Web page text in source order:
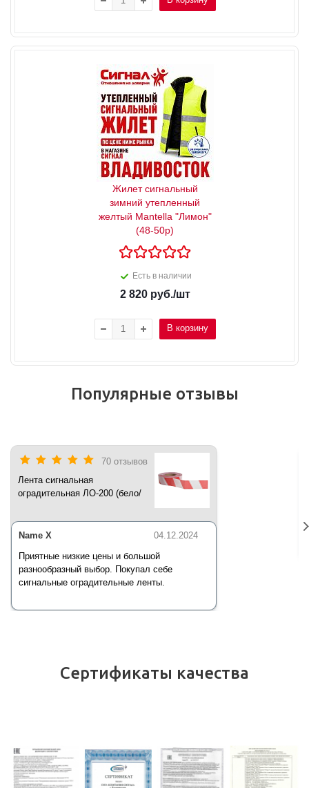
Жилет сигнальный
зимний утепленный
желтый Mantella "Лимон"
(48-50р)
Есть в наличии
2 820руб./шт
В корзину
Популярные отзывы
70 отзывов
Лента сигнальная
оградительная ЛО-200 (бело/
04.12.2024
Name X
Приятные низкие цены и большой
разнообразный выбор. Покупал себе
сигнальные оградительные ленты.
Сертификаты качества